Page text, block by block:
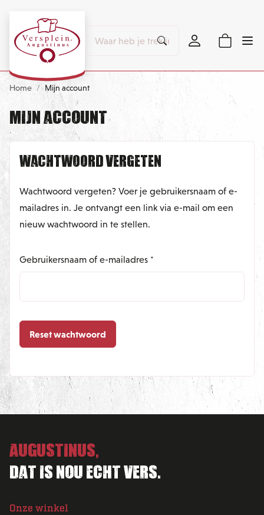
Home Mijn account
Mijn account
Wachtwoord vergeten
Wachtwoord vergeten? Voer je gebruikersnaam of e-
mailadres in. Je ontvangt een link via e-mail om een
nieuw wachtwoord in te stellen.
Gebruikersnaam of e-mailadres *
Reset wachtwoord
Augustinus,
Dat is nou echt vers.
Onze winkel